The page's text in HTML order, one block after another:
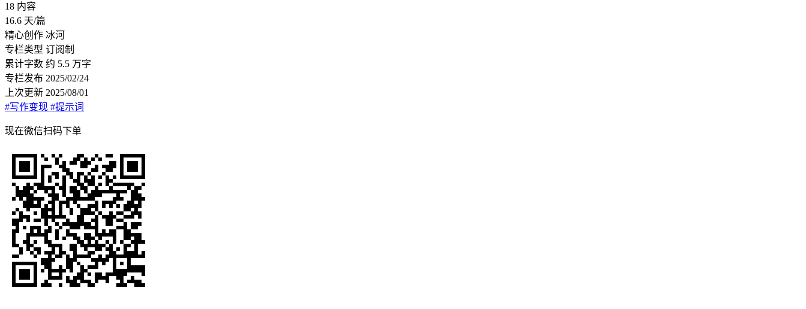
18 内容
16.6 天/篇
精心创作 冰河
专栏类型 订阅制
累计字数 约 5.5 万字
专栏发布 2025/02/24
上次更新 2025/08/01
#写作变现 #提示词
现在微信扫码下单